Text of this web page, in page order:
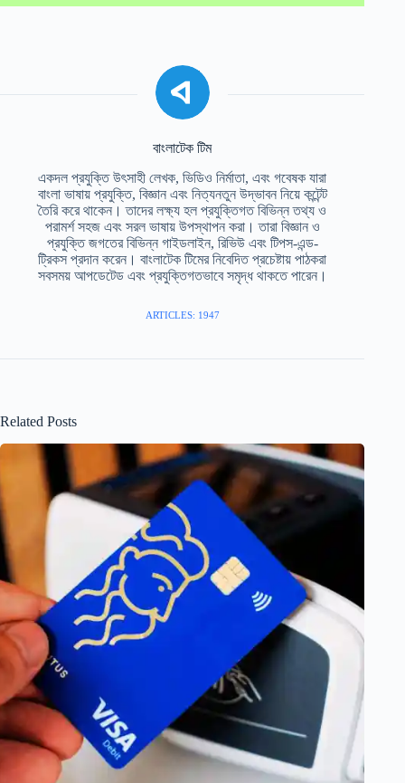
বাংলাটেক টিম
একদল প্রযুক্তি উৎসাহী লেখক, ভিডিও নির্মাতা, এবং গবেষক যারা
বাংলা ভাষায় প্রযুক্তি, বিজ্ঞান এবং নিত্যনতুন উদ্ভাবন নিয়ে কন্টেন্ট
তৈরি করে থাকেন। তাদের লক্ষ্য হল প্রযুক্তিগত বিভিন্ন তথ্য ও
পরামর্শ সহজ এবং সরল ভাষায় উপস্থাপন করা। তারা বিজ্ঞান ও
প্রযুক্তি জগতের বিভিন্ন গাইডলাইন, রিভিউ এবং টিপস-এন্ড-
ট্রিকস প্রদান করেন। বাংলাটেক টিমের নিবেদিত প্রচেষ্টায় পাঠকরা
সবসময় আপডেটেড এবং প্রযুক্তিগতভাবে সমৃদ্ধ থাকতে পারেন।
ARTICLES: 1947
Related Posts